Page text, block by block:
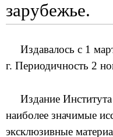
зарубежье.
Издавалось с 1
г. Периодичность 2
Издание
наиболее значимые
эксклюзивные